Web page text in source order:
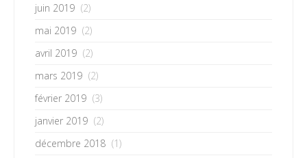
juin 2019 (2)
mai 2019 (2)
avril 2019 (2)
mars 2019 (2)
février 2019 (3)
janvier 2019 (2)
décembre 2018 (1)